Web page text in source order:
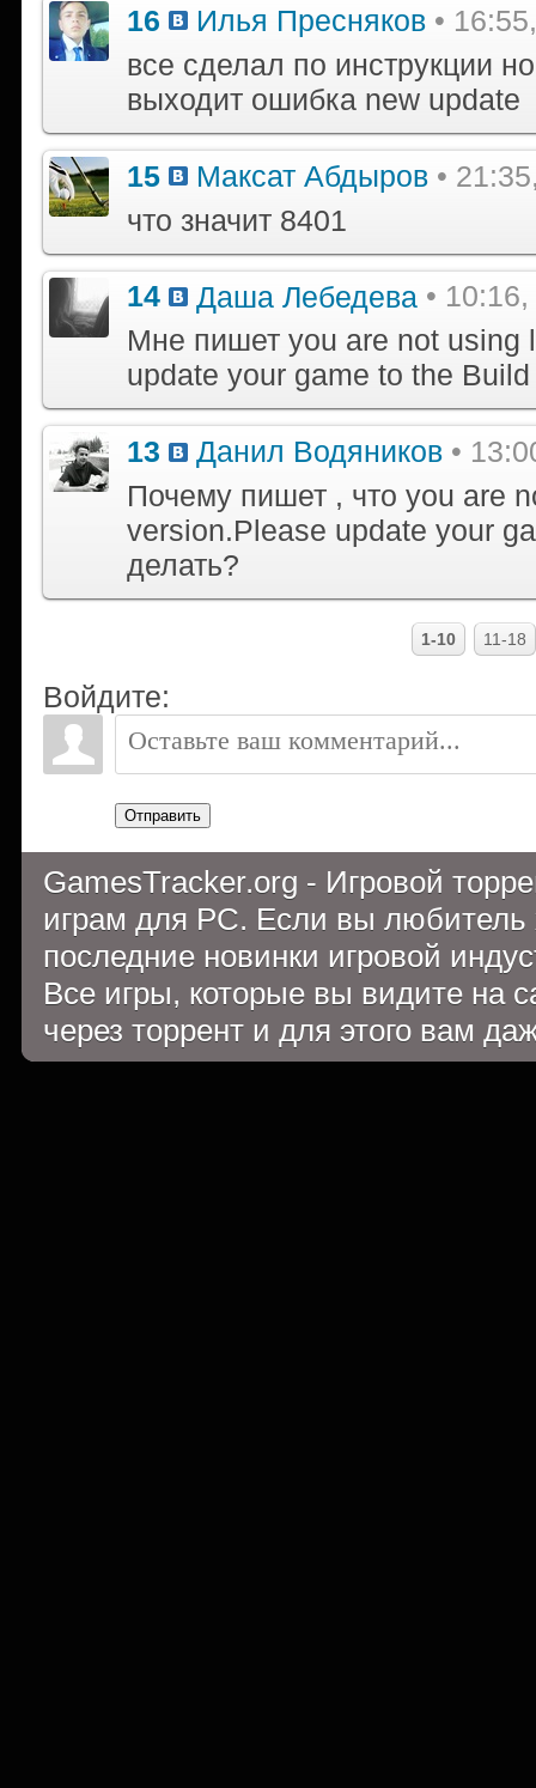
16 Илья Пресняков •
все сделал по инструкции
выходит ошибка new update
15 Максат Абдыров •
что значит 8401
14 Даша Лебедева •
Мне пишет you are not using
update your game to the
13 Данил Водяников •
Почему пишет , что you are
version.Please update your
делать?
1-10 11-18
Войдите:
Отправить
GamesTracker.org - Игровой
играм для PC. Если вы
последние новинки игровой
Все игры, которые вы видите на
через торрент и для этого вам